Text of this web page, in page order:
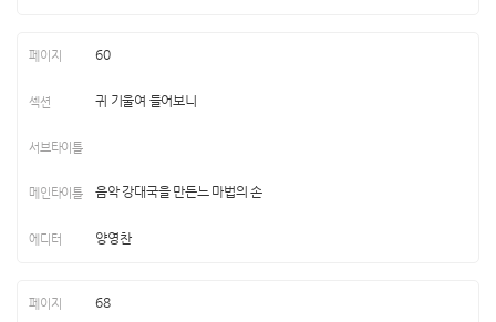
60
귀 기울여 들어보니
음악 강대국을 만든느 마법의 손
양영찬
68